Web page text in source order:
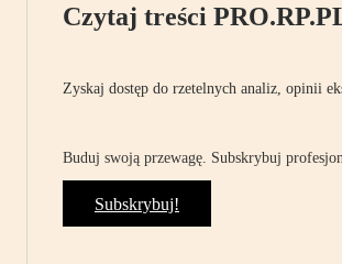
Czytaj treści
Zyskaj dostęp do rzetelnych analiz, opinii
Buduj swoją przewagę. Subskrybuj
Subskrybuj!